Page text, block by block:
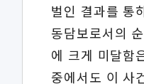
벌인 결과를 통
동담보로서의
에 크게 미달함
중에서도 이 사